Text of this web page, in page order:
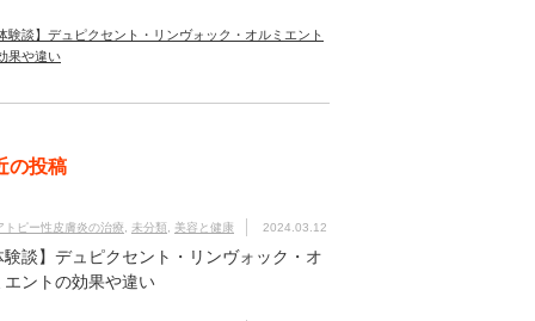
験談】デュピクセント・リンヴォック・オルミエント
果や違い
の投稿
トピー性皮膚炎の治療 未分類 美容と健康 2024.03.12
験談】デュピクセント・リンヴォック・オ
エントの効果や違い